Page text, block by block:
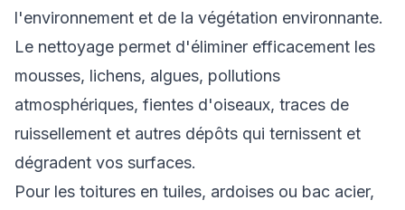
l'environnement et de la végétation environnante.
Le nettoyage permet d'éliminer efficacement les
mousses, lichens, algues, pollutions
atmosphériques, fientes d'oiseaux, traces de
ruissellement et autres dépôts qui ternissent et
dégradent vos surfaces.
Pour les toitures en tuiles, ardoises ou bac acier,